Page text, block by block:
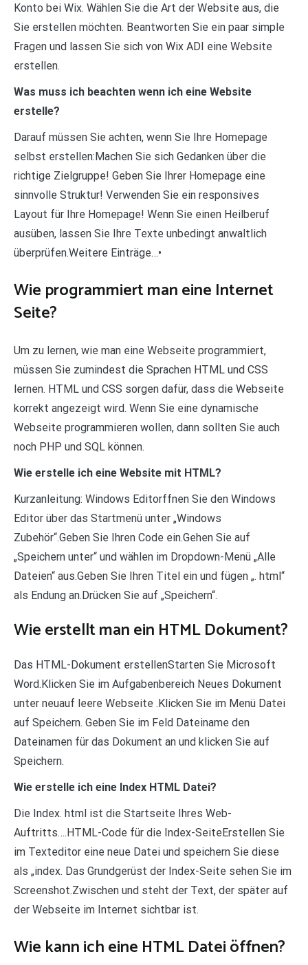
Konto bei Wix. Wählen Sie die Art der Website aus, die
Sie erstellen möchten. Beantworten Sie ein paar simple
Fragen und lassen Sie sich von Wix ADI eine Website
erstellen.
Was muss ich beachten wenn ich eine Website
erstelle?
Darauf müssen Sie achten, wenn Sie Ihre Homepage
selbst erstellen:Machen Sie sich Gedanken über die
richtige Zielgruppe! Geben Sie Ihrer Homepage eine
sinnvolle Struktur! Verwenden Sie ein responsives
Layout für Ihre Homepage! Wenn Sie einen Heilberuf
ausüben, lassen Sie Ihre Texte unbedingt anwaltlich
überprüfen.Weitere Einträge…•
Wie programmiert man eine Internet
Seite?
Um zu lernen, wie man eine Webseite programmiert,
müssen Sie zumindest die Sprachen HTML und CSS
lernen. HTML und CSS sorgen dafür, dass die Webseite
korrekt angezeigt wird. Wenn Sie eine dynamische
Webseite programmieren wollen, dann sollten Sie auch
noch PHP und SQL können.
Wie erstelle ich eine Website mit HTML?
Kurzanleitung: Windows Editorffnen Sie den Windows
Editor über das Startmenü unter „Windows
Zubehör“.Geben Sie Ihren Code ein.Gehen Sie auf
„Speichern unter“ und wählen im Dropdown-Menü „Alle
Dateien“ aus.Geben Sie Ihren Titel ein und fügen „. html“
als Endung an.Drücken Sie auf „Speichern“.
Wie erstellt man ein HTML Dokument?
Das HTML-Dokument erstellenStarten Sie Microsoft
Word.Klicken Sie im Aufgabenbereich Neues Dokument
unter neuauf leere Webseite .Klicken Sie im Menü Datei
auf Speichern. Geben Sie im Feld Dateiname den
Dateinamen für das Dokument an und klicken Sie auf
Speichern.
Wie erstelle ich eine Index HTML Datei?
Die Index. html ist die Startseite Ihres Web-
Auftritts….HTML-Code für die Index-SeiteErstellen Sie
im Texteditor eine neue Datei und speichern Sie diese
als „index. Das Grundgerüst der Index-Seite sehen Sie im
Screenshot.Zwischen und steht der Text, der später auf
der Webseite im Internet sichtbar ist.
Wie kann ich eine HTML Datei öffnen?